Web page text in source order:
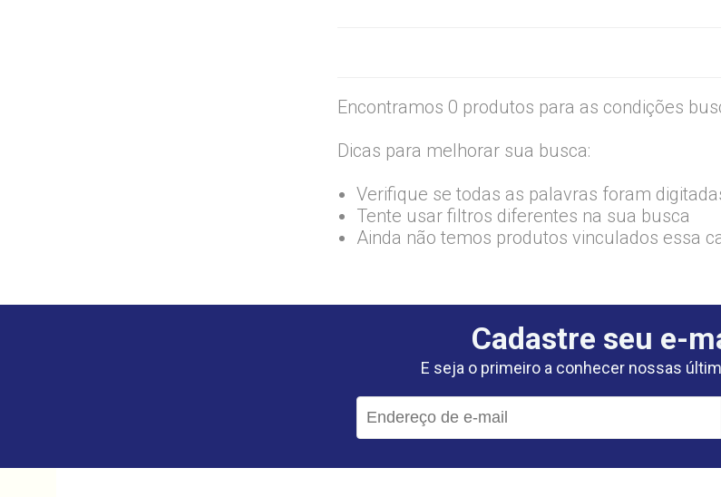
Encontramos 0 produtos para as condições
Dicas para melhorar sua busca:
Verifique se todas as palavras foram
Tente usar filtros diferentes na sua busca
Ainda não temos produtos vinculados essa
Cadastre seu e-
E seja o primeiro a conhecer nossas